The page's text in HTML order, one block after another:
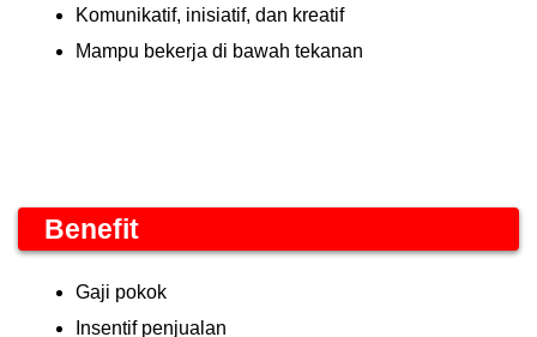
Komunikatif, inisiatif, dan kreatif
Mampu bekerja di bawah tekanan
Benefit
Gaji pokok
Insentif penjualan